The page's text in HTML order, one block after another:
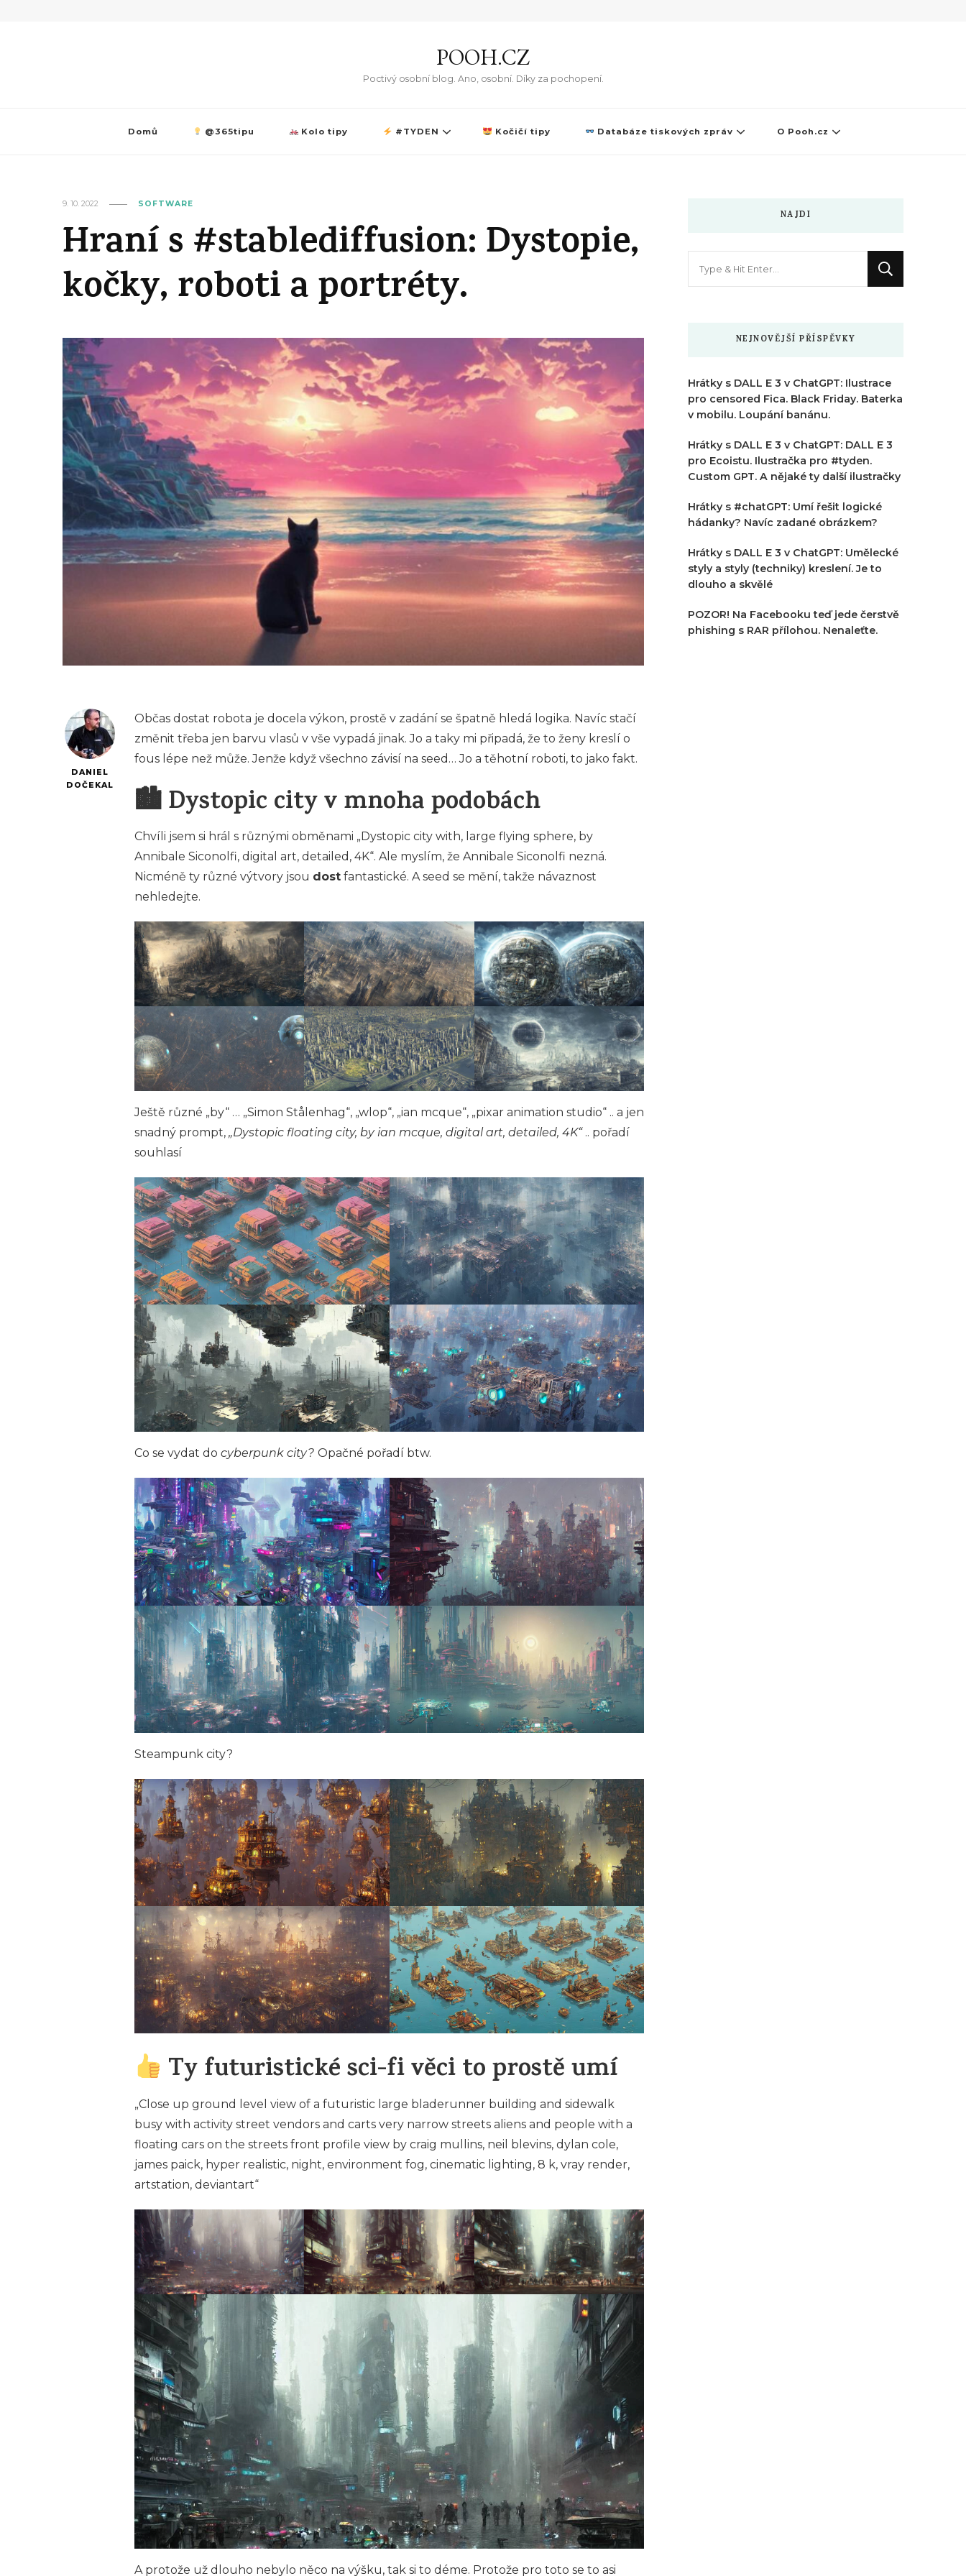
POOH.CZ
Poctivý osobní blog. Ano, osobní. Díky za pochopení.
Domů @365tipu Kolo tipy #TYDEN Kočičí tipy Databáze tiskových zpráv O Pooh.cz
9. 10. 2022 SOFTWARE
Hraní s #stablediffusion: Dystopie,
kočky, roboti a portréty.
DANIEL
DOČEKAL
Občas dostat robota je docela výkon, prostě v zadání se špatně hledá logika. Navíc stačí
změnit třeba jen barvu vlasů v vše vypadá jinak. Jo a taky mi připadá, že to ženy kreslí o
fous lépe než může. Jenže když všechno závisí na seed… Jo a těhotní roboti, to jako fakt.
🏙 Dystopic city v mnoha podobách
Chvíli jsem si hrál s různými obměnami „Dystopic city with, large flying sphere, by
Annibale Siconolfi, digital art, detailed, 4K“. Ale myslím, že Annibale Siconolfi nezná.
Nicméně ty různé výtvory jsou dost fantastické. A seed se mění, takže návaznost
nehledejte.
Ještě různé „by“ … „Simon Stålenhag“, „wlop“, „ian mcque“, „pixar animation studio“ .. a jen
snadný prompt, „Dystopic floating city, by ian mcque, digital art, detailed, 4K“.. pořadí
souhlasí
Co se vydat do cyberpunk city? Opačné pořadí btw.
Steampunk city?
Ty futuristické sci-fi věci to prostě umí
„Close up ground level view of a futuristic large bladerunner building and sidewalk
busy with activity street vendors and carts very narrow streets aliens and people with a
floating cars on the streets front profile view by craig mullins, neil blevins, dylan cole,
james paick, hyper realistic, night, environment fog, cinematic lighting, 8 k, vray render,
artstation, deviantart“
A protože už dlouho nebylo něco na výšku, tak si to déme. Protože pro toto se to asi
NAJDI
NEJNOVĚJŠÍ PŘÍSPĚVKY
Hrátky s DALL E 3 v ChatGPT: Ilustrace
pro censored Fica. Black Friday. Baterka
v mobilu. Loupání banánu.
Hrátky s DALL E 3 v ChatGPT: DALL E 3
pro Ecoistu. Ilustračka pro #tyden.
Custom GPT. A nějaké ty další ilustračky
Hrátky s #chatGPT: Umí řešit logické
hádanky? Navíc zadané obrázkem?
Hrátky s DALL E 3 v ChatGPT: Umělecké
styly a styly (techniky) kreslení. Je to
dlouho a skvělé
POZOR! Na Facebooku teď jede čerstvě
phishing s RAR přílohou. Nenaleťte.